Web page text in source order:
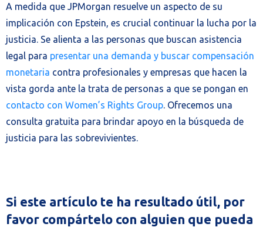
A medida que JPMorgan resuelve un aspecto de su
implicación con Epstein, es crucial continuar la lucha por la
justicia. Se alienta a las personas que buscan asistencia
legal para presentar una demanda y buscar compensación
monetaria contra profesionales y empresas que hacen la
vista gorda ante la trata de personas a que se pongan en
contacto con Women’s Rights Group. Ofrecemos una
consulta gratuita para brindar apoyo en la búsqueda de
justicia para las sobrevivientes.
Si este artículo te ha resultado útil, por
favor compártelo con alguien que pueda